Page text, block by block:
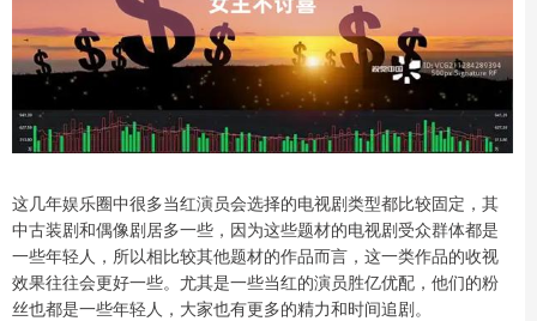
这几年娱乐圈中很多当红演员会选择的电视剧类型都比较固定，其
中古装剧和偶像剧居多一些，因为这些题材的电视剧受众群体都是
一些年轻人，所以相比较其他题材的作品而言，这一类作品的收视
效果往往会更好一些。尤其是一些当红的演员胜亿优配，他们的粉
丝也都是一些年轻人，大家也有更多的精力和时间追剧。